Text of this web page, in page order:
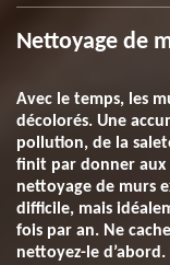
Nettoyage de
Avec le temps, les
décolorés. Une
pollution, de la
finit par donner aux
nettoyage de murs
difficile, mais
fois par an. Ne
nettoyez-le